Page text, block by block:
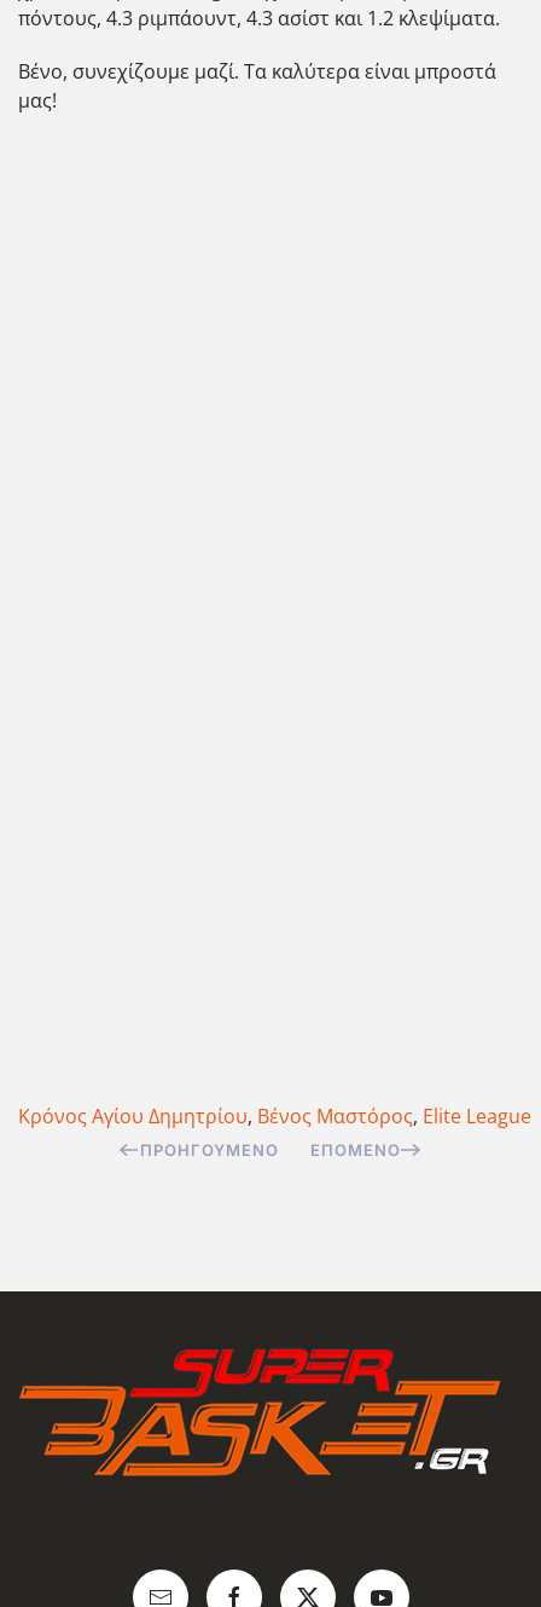
πόντους, 4.3 ριμπάουντ, 4.3 ασίστ και 1.2 κλεψίματα.
Βένο, συνεχίζουμε μαζί. Τα καλύτερα είναι μπροστά
μας!
Κρόνος Αγίου Δημητρίου, Βένος Μαστόρος, Elite League
ΠΡΟΗΓΟΎΜΕΝΟ ΕΠΌΜΕΝΟ